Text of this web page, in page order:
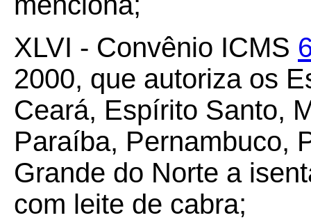
XLVI - Convênio ICMS
2000, que autoriza os
Ceará, Espírito Santo,
Paraíba, Pernambuco,
Grande do Norte a
com leite de cabra;